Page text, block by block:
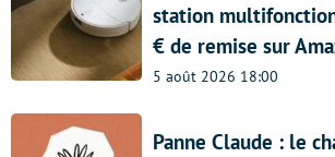
station
€ de remise sur
5 août 2026 18:00
Panne Claude : le